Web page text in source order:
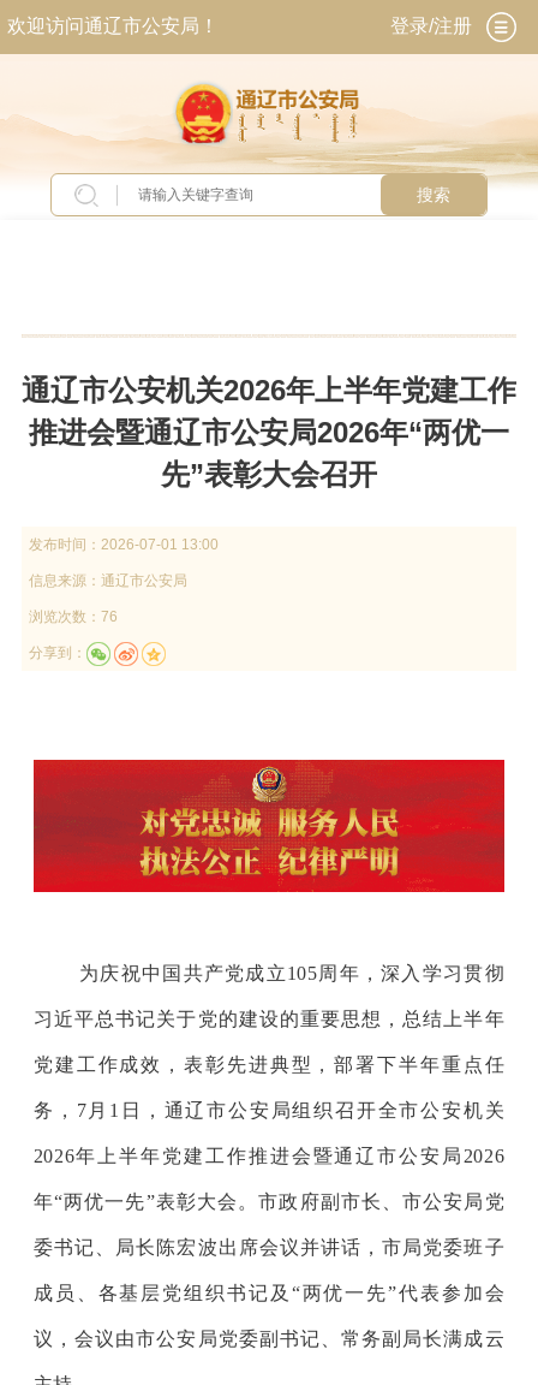
欢迎访问通辽市公安局！ 登录/注册
搜索
通辽市公安机关2026年上半年党建工作
推进会暨通辽市公安局2026年“两优一
先”表彰大会召开
发布时间： 2026-07-01 13:00
信息来源： 通辽市公安局
浏览次数：76
分享到：
为庆祝中国共产党成立105周年，深入学习贯彻
习近平总书记关于党的建设的重要思想，总结上半年
党建工作成效，表彰先进典型，部署下半年重点任
务，7月1日，通辽市公安局组织召开全市公安机关
2026年上半年党建工作推进会暨通辽市公安局2026
年“两优一先”表彰大会。市政府副市长、市公安局党
委书记、局长陈宏波出席会议并讲话，市局党委班子
成员、各基层党组织书记及“两优一先”代表参加会
议，会议由市公安局党委副书记、常务副局长满成云